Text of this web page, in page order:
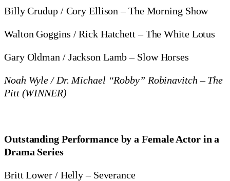
Billy Crudup / Cory Ellison – The Morning Show
Walton Goggins / Rick Hatchett – The White Lotus
Gary Oldman / Jackson Lamb – Slow Horses
Noah Wyle / Dr. Michael “Robby” Robinavitch – The
Pitt (WINNER)
Outstanding Performance by a Female Actor in a
Drama Series
Britt Lower / Helly – Severance